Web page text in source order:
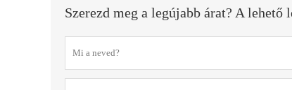
Szerezd meg a legújabb árat? A lehető